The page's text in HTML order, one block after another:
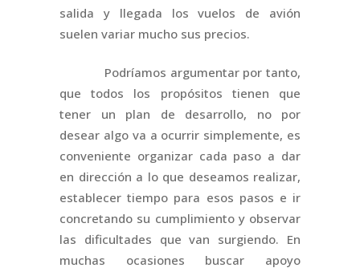
salida y llegada los vuelos de avión
suelen variar mucho sus precios.
Podríamos argumentar por tanto,
que todos los propósitos tienen que
tener un plan de desarrollo, no por
desear algo va a ocurrir simplemente, es
conveniente organizar cada paso a dar
en dirección a lo que deseamos realizar,
establecer tiempo para esos pasos e ir
concretando su cumplimiento y observar
las dificultades que van surgiendo. En
muchas ocasiones buscar apoyo